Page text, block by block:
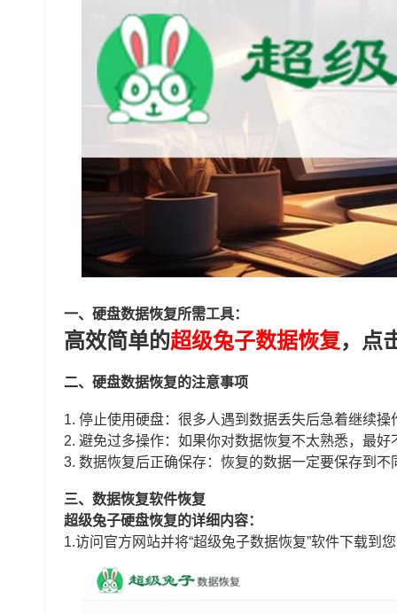
一、硬盘数据恢复所需工具：
高效简单的超级兔子数据恢复，点
二、硬盘数据恢复的注意事项
1. 停止使用硬盘：很多人遇到数据丢失后急着继续
2. 避免过多操作：如果你对数据恢复不太熟悉，最
3. 数据恢复后正确保存：恢复的数据一定要保存到
三、数据恢复软件恢复
超级兔子硬盘恢复的详细内容：
1.访问官方网站并将“超级兔子数据恢复”软件下载到